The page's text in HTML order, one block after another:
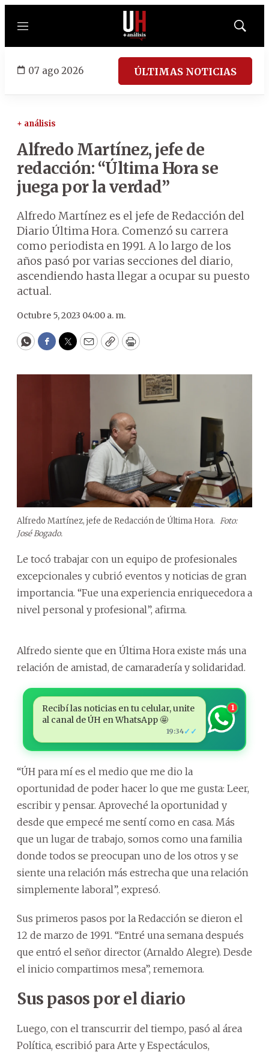
Menú
Mostrar
07 ago 2026 ÚLTIMAS NOTICIAS
+ análisis
Alfredo Martínez, jefe de
redacción: “Última Hora se
juega por la verdad”
Alfredo Martínez es el jefe de Redacción del
Diario Última Hora. Comenzó su carrera
como periodista en 1991. A lo largo de los
años pasó por varias secciones del diario,
ascendiendo hasta llegar a ocupar su puesto
actual.
Octubre 5, 2023 04:00 a. m.
WhatsApp
Facebook
Twitter
EmailCopyPrint
Alfredo Martínez, jefe de Redacción de Última Hora. Foto:
José Bogado.
Le tocó trabajar con un equipo de profesionales
excepcionales y cubrió eventos y noticias de gran
importancia. “Fue una experiencia enriquecedora a
nivel personal y profesional”, afirma.
Alfredo siente que en Última Hora existe más una
relación de amistad, de camaradería y solidaridad.
Recibí las noticias en tu celular, unite
al canal de ÚH en WhatsApp 🤩
19:34✓✓
1
“ÚH para mí es el medio que me dio la
oportunidad de poder hacer lo que me gusta: Leer,
escribir y pensar. Aproveché la oportunidad y
desde que empecé me sentí como en casa. Más
que un lugar de trabajo, somos como una familia
donde todos se preocupan uno de los otros y se
siente una relación más estrecha que una relación
simplemente laboral”, expresó.
Sus primeros pasos por la Redacción se dieron el
12 de marzo de 1991. “Entré una semana después
que entró el señor director (Arnaldo Alegre). Desde
el inicio compartimos mesa”, rememora.
Sus pasos por el diario
Luego, con el transcurrir del tiempo, pasó al área
Política, escribió para Arte y Espectáculos,